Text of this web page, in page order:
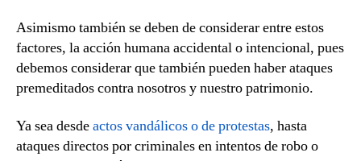
Asimismo también se deben de considerar entre estos
factores, la acción humana accidental o intencional, pues
debemos considerar que también pueden haber ataques
premeditados contra nosotros y nuestro patrimonio.
Ya sea desdeactos vandálicos o de protestas, hasta
ataques directos por criminales en intentos de robo o